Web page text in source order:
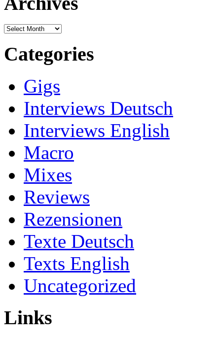
Archives
Categories
Gigs
Interviews Deutsch
Interviews English
Macro
Mixes
Reviews
Rezensionen
Texte Deutsch
Texts English
Uncategorized
Links